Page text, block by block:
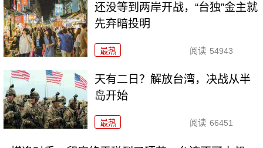
还没等到两岸开战，“台独”金主就
先弃暗投明
最热 阅读 54943
天有二日？解放台湾，决战从半
岛开始
最热 阅读 66451